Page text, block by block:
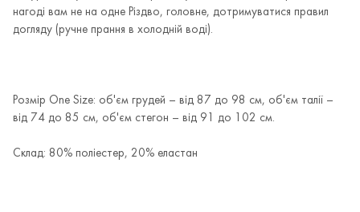
нагоді вам не на одне Різдво, головне, дотримуватися правил
догляду (ручне прання в холодній воді).
Розмір One Size: об'єм грудей – від 87 до 98 см, об'єм талії –
від 74 до 85 см, об'єм стегон – від 91 до 102 см.
Склад: 80% поліестер, 20% еластан